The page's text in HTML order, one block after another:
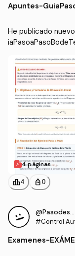
Apuntes-
He publicado
4 páginas
leaderboard4 personal_bag 0
#Control
Examenes-